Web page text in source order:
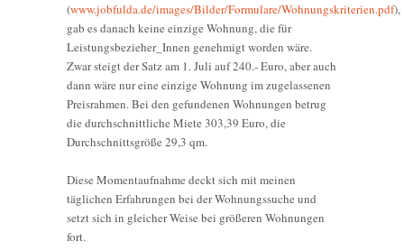
(www.jobfulda.de/images/Bilder/Formulare/Wohnungskriterien.pdf),
gab es danach keine einzige Wohnung, die für
Leistungsbezieher_Innen genehmigt worden wäre.
Zwar steigt der Satz am 1. Juli auf 240.- Euro, aber auch
dann wäre nur eine einzige Wohnung im zugelassenen
Preisrahmen. Bei den gefundenen Wohnungen betrug
die durchschnittliche Miete 303,39 Euro, die
Durchschnittsgröße 29,3 qm.
Diese Momentaufnahme deckt sich mit meinen
täglichen Erfahrungen bei der Wohnungssuche und
setzt sich in gleicher Weise bei größeren Wohnungen
fort.